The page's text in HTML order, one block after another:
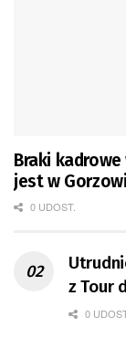
Braki kadrowe
jest w
0 UDOST.
z Tour
0